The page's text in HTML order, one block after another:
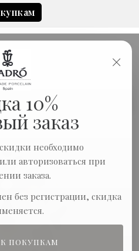
×
10%
заказ
необходимо
авторизоваться при
заказа.
без регистрации, скидка
ПОКУПКАМ
"Маска Лев"